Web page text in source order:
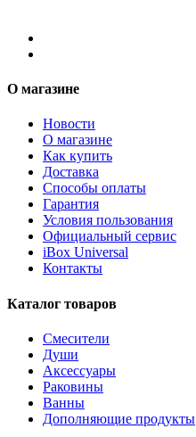
О магазине
Новости
О магазине
Как купить
Доставка
Способы оплаты
Гарантия
Условия пользования
Официальный сервис
iBox Universal
Контакты
Каталог товаров
Смесители
Души
Аксессуары
Раковины
Ванны
Дополняющие продукты